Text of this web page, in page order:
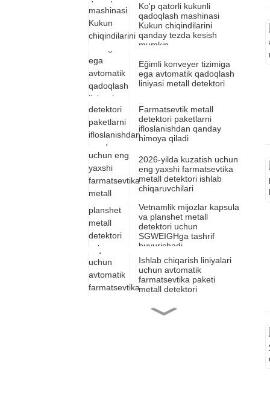
Ko'p qatorli kukunli
qadoqlash mashinasi
Kukun chiqindilarini
qanday tezda kesish
mumkin
Eğimli konveyer tizimiga
ega avtomatik qadoqlash
liniyasi metall detektori
Farmatsevtik metall
detektori paketlarni
ifloslanishdan qanday
himoya qiladi
2026-yilda kuzatish uchun
eng yaxshi farmatsevtika
metall detektori ishlab
chiqaruvchilari
Vetnamlik mijozlar kapsula
va planshet metall
detektori uchun
SGWEIGHga tashrif
buyurishadi
Ishlab chiqarish liniyalari
uchun avtomatik
farmatsevtika paketi
metall detektori
Sizning biznesingiz uchun